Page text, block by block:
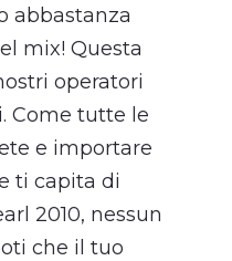
abbastanza
mix! Questa
operatori
Come tutte le
e importare
ti capita di
2010, nessun
che il tuo